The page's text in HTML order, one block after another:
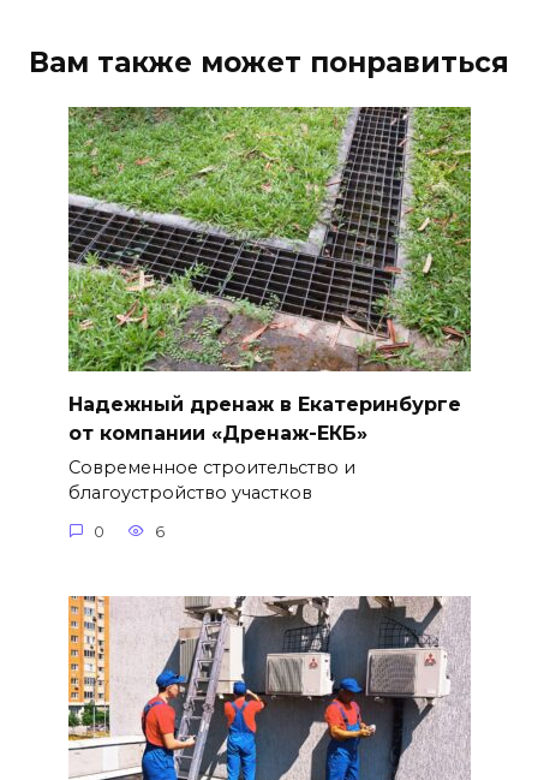
Вам также может понравиться
Надежный дренаж в Екатеринбурге
от компании «Дренаж-ЕКБ»
Современное строительство и
благоустройство участков
0 6